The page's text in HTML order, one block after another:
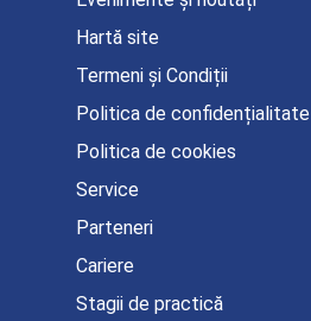
Hartă site
Termeni și Condiții
Politica de confidențialitate
Politica de cookies
Service
Parteneri
Cariere
Stagii de practică